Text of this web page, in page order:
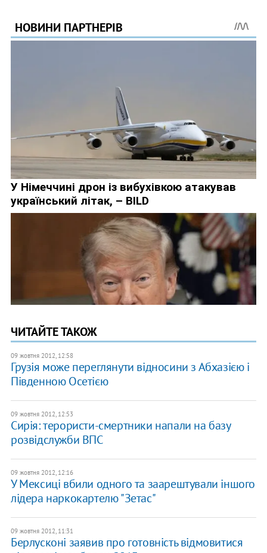
ЧИТАЙТЕ ТАКОЖ
09 жовтня 2012, 12:58
Грузія може переглянути відносини з Абхазією і
Південною Осетією
09 жовтня 2012, 12:53
Сирія: терористи-смертники напали на базу
розвідслужби ВПС
09 жовтня 2012, 12:16
У Мексиці вбили одного та заарештували іншого
лідера наркокартелю "Зетас"
09 жовтня 2012, 11:31
Берлусконі заявив про готовність відмовитися